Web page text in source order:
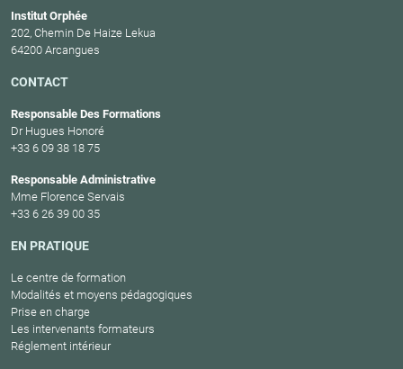
Institut Orphée
202, Chemin De Haize Lekua
64200 Arcangues
CONTACT
Responsable Des Formations
Dr Hugues Honoré
+33 6 09 38 18 75
Responsable Administrative
Mme Florence Servais
+33 6 26 39 00 35
EN PRATIQUE
Le centre de formation
Modalités et moyens pédagogiques
Prise en charge
Les intervenants formateurs
Réglement intérieur